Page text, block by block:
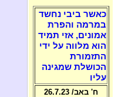
כאשר ביבי נחשד
במרמה והפרת
אמונים, אזי תמיד
הוא מלווה על ידי
התזמורת
הכושלת שמגינה
עליו
ח' באב/ 26.7.23